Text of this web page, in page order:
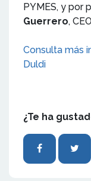
PYMES, y por
Guerrero,
Consulta más
Duldi
¿Te ha